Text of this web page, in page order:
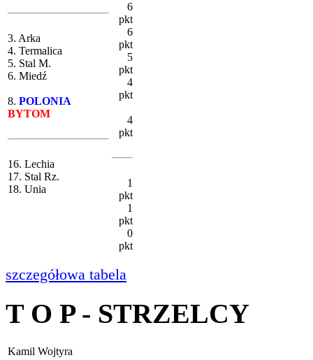
3. Arka
4. Termalica
5. Stal M.
6. Miedź
8. POLONIA
BYTOM
16. Lechia
17. Stal Rz.
18. Unia
6
pkt
6
pkt
5
pkt
4
pkt
4
pkt
1
pkt
1
pkt
0
pkt
szczegółowa tabela
T O P - STRZELCY
Kamil Wojtyra